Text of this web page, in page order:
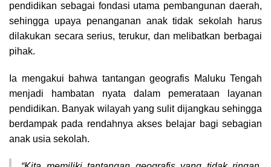
pendidikan sebagai fondasi utama pembangunan daerah,
sehingga upaya penanganan anak tidak sekolah harus
dilakukan secara serius, terukur, dan melibatkan berbagai
pihak.
Ia mengakui bahwa tantangan geografis Maluku Tengah
menjadi hambatan nyata dalam pemerataan layanan
pendidikan. Banyak wilayah yang sulit dijangkau sehingga
berdampak pada rendahnya akses belajar bagi sebagian
anak usia sekolah.